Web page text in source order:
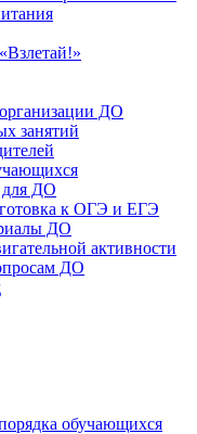
ДО
занятий
для ДО
к ОГЭ и ЕГЭ
ДО
активности
ДО
обучающихся